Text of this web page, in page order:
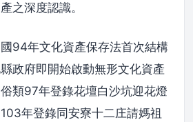
之深度認識。
94年文化資產保存法首次結構
政府即開始啟動無形文化資產
類97年登錄花壇白沙坑迎花燈
年登錄同安寮十二庄請媽祖